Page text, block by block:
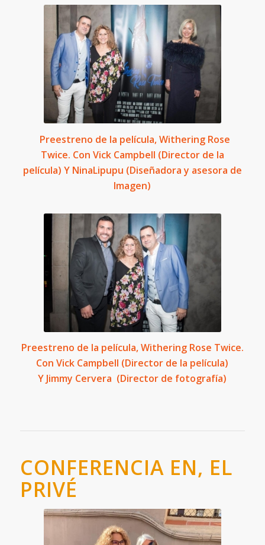
Preestreno de la película, Withering Rose
Twice. Con Vick Campbell (Director de la
película) Y NinaLipupu (Diseñadora y asesora de
Imagen)
Preestreno de la película, Withering Rose Twice.
Con Vick Campbell (Director de la película)
Y Jimmy Cervera (Director de fotografía)
CONFERENCIA EN, EL
PRIVÉ